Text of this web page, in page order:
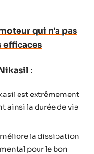
qui n'a pas
efficaces
:
est extrêmement
ainsi la durée de vie
la dissipation
pour le bon